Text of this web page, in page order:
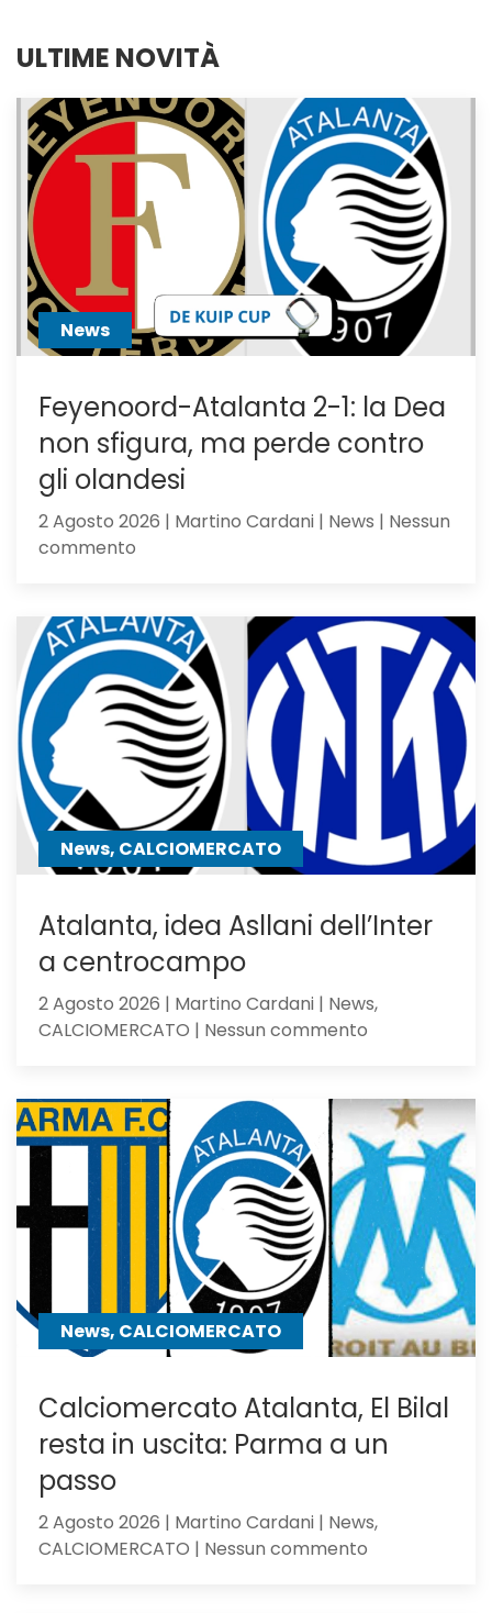
ULTIME NOVITÀ
News
Feyenoord-Atalanta 2-1: la Dea
non sfigura, ma perde contro
gli olandesi
2 Agosto 2026 | Martino Cardani | News | Nessun
commento
2-
1:
la
Dea
non
sfigura,
ma
perde
contro
gli
News, CALCIOMERCATO
Atalanta, idea Asllani dell’Inter
a centrocampo
2 Agosto 2026 | Martino Cardani | News,
CALCIOMERCATO | Nessun commento
Asllani
dell’Inter
a
centrocampo
News, CALCIOMERCATO
Calciomercato Atalanta, El Bilal
resta in uscita: Parma a un
passo
2 Agosto 2026 | Martino Cardani | News,
CALCIOMERCATO | Nessun commento